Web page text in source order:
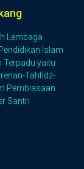
Lembaga
Islam
Terpadu yaitu
Tahfidz-
Pembiasaan
Santri